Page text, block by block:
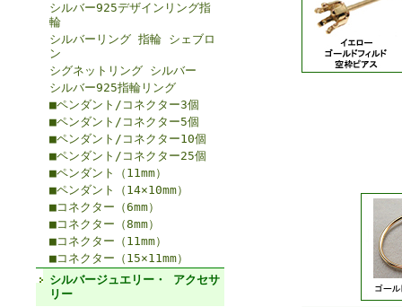
シルバー925デザインリング指
輪
シルバーリング 指輪 シェブロ
ン
シグネットリング シルバー
シルバー925指輪リング
■ペンダント/コネクター3個
■ペンダント/コネクター5個
■ペンダント/コネクター10個
■ペンダント/コネクター25個
■ペンダント（11mm）
■ペンダント（14×10mm）
■コネクター（6mm）
■コネクター（8mm）
■コネクター（11mm）
■コネクター（15×11mm）
シルバージュエリー・ アクセサ
リー